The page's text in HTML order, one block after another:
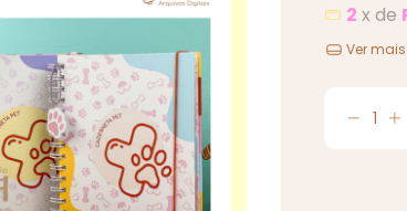
2 x de
Ver